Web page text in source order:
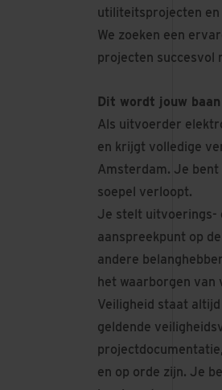
utiliteitsprojecten en
We zoeken een
projecten succesvol
Dit wordt jouw
Als uitvoerder
en krijgt volledige
Amsterdam. Je
soepel verloopt.
Je stelt uitvoerings-
aanspreekpunt op
andere
het waarborgen van
Veiligheid staat
geldende
en op orde zijn. Je